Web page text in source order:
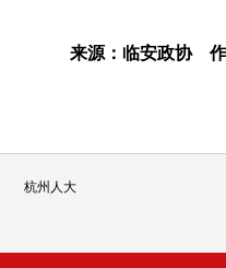
来源：临安政协
杭州人大